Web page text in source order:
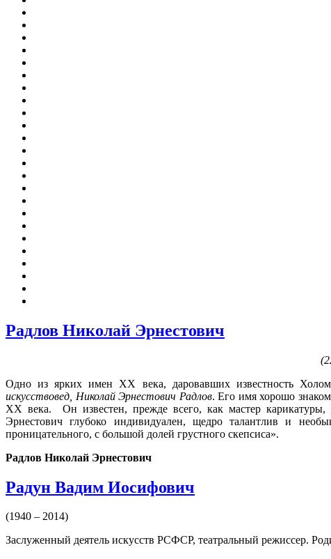
Радлов Николай Эрнестович
Одно из ярких имен XX века, даровавших известность
искусствовед, Николай Эрнестович Радлов. Его имя хорошо
XX века. Он известен, прежде всего, как мастер
Эрнестович глубоко индивидуален, щедро талантлив и
проницательного, с большой долей грустного скепсиса».
Радлов Николай Эрнестович
Радун Вадим Иосифович
(1940 – 2014)
Заслуженный деятель искусств РСФСР, театральный режиссер.